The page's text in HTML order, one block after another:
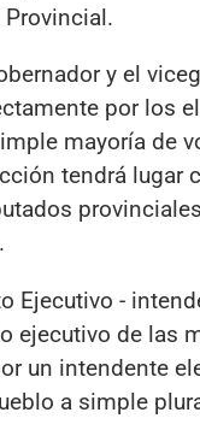
y el
por los
mayoría de
tendrá lugar
Ejecutivo -
ejecutivo de las
un intendente
a simple